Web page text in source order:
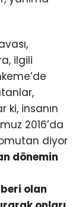
ilgili
ki, insanın
2016’da
diyor
dönemin
olan